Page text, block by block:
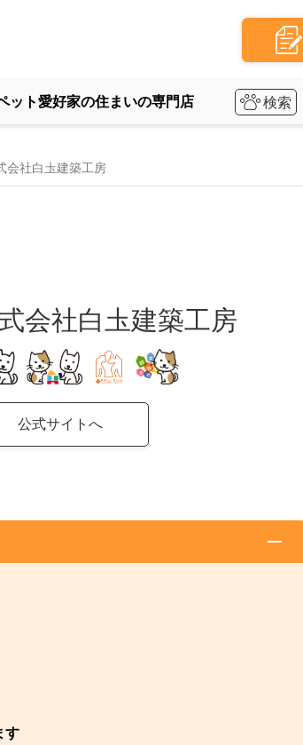
ット愛好家の住まいの専門店
会社白圡建築工房
会社白圡建築工房
公式サイトへ
す